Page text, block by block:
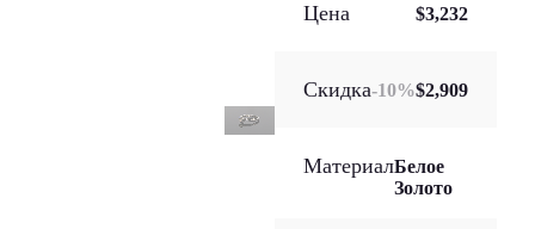
Цена $3,232
Скидка-10%$2,909
МатериалБелое
Золото